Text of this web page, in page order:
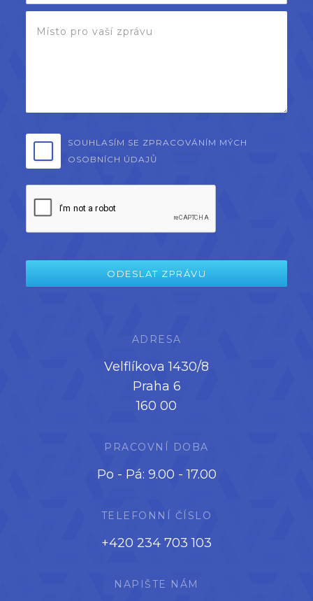
SOUHLASÍM SE ZPRACOVÁNÍM MÝCH
OSOBNÍCH ÚDAJŮ
ADRESA
Velflíkova 1430/8
Praha 6
160 00
PRACOVNÍ DOBA
Po - Pá: 9.00 - 17.00
TELEFONNÍ ČÍSLO
+420 234 703 103
NAPIŠTE NÁM